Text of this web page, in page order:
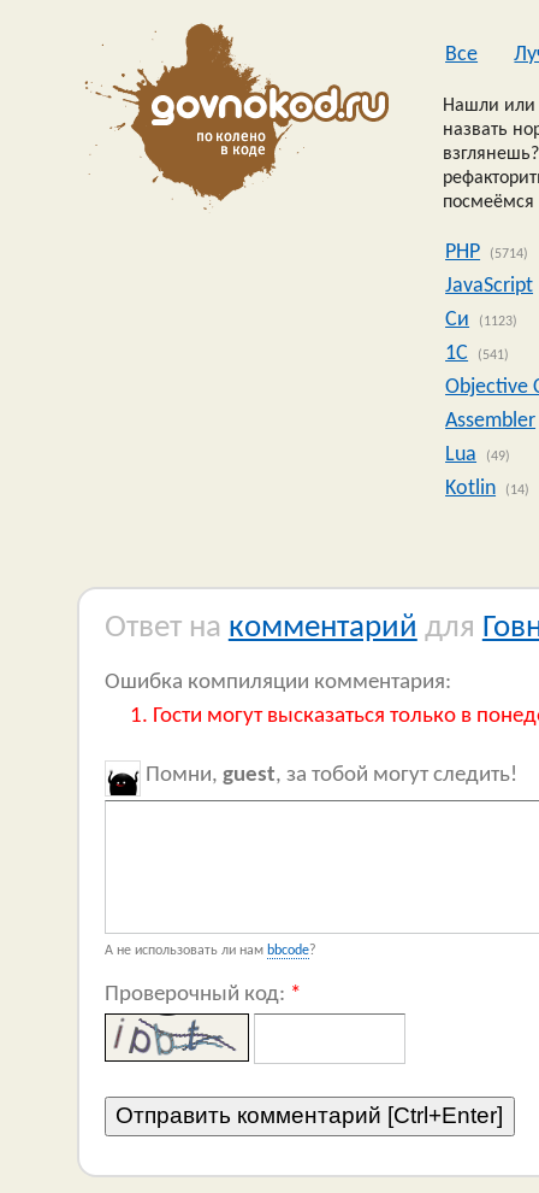
Все
Нашли или
назвать
посмеёмся
PHP (5714)
JavaScript
Си
(1123)
1C (541)
Objective
Assembler
Lua
(49)
Kotlin (14)
Ответ на комментарий для
Ошибка компиляции комментария:
Гости могут высказаться только в
Помни, guest, за тобой могут следить!
А не использовать ли нам bbcode?
Проверочный код: *